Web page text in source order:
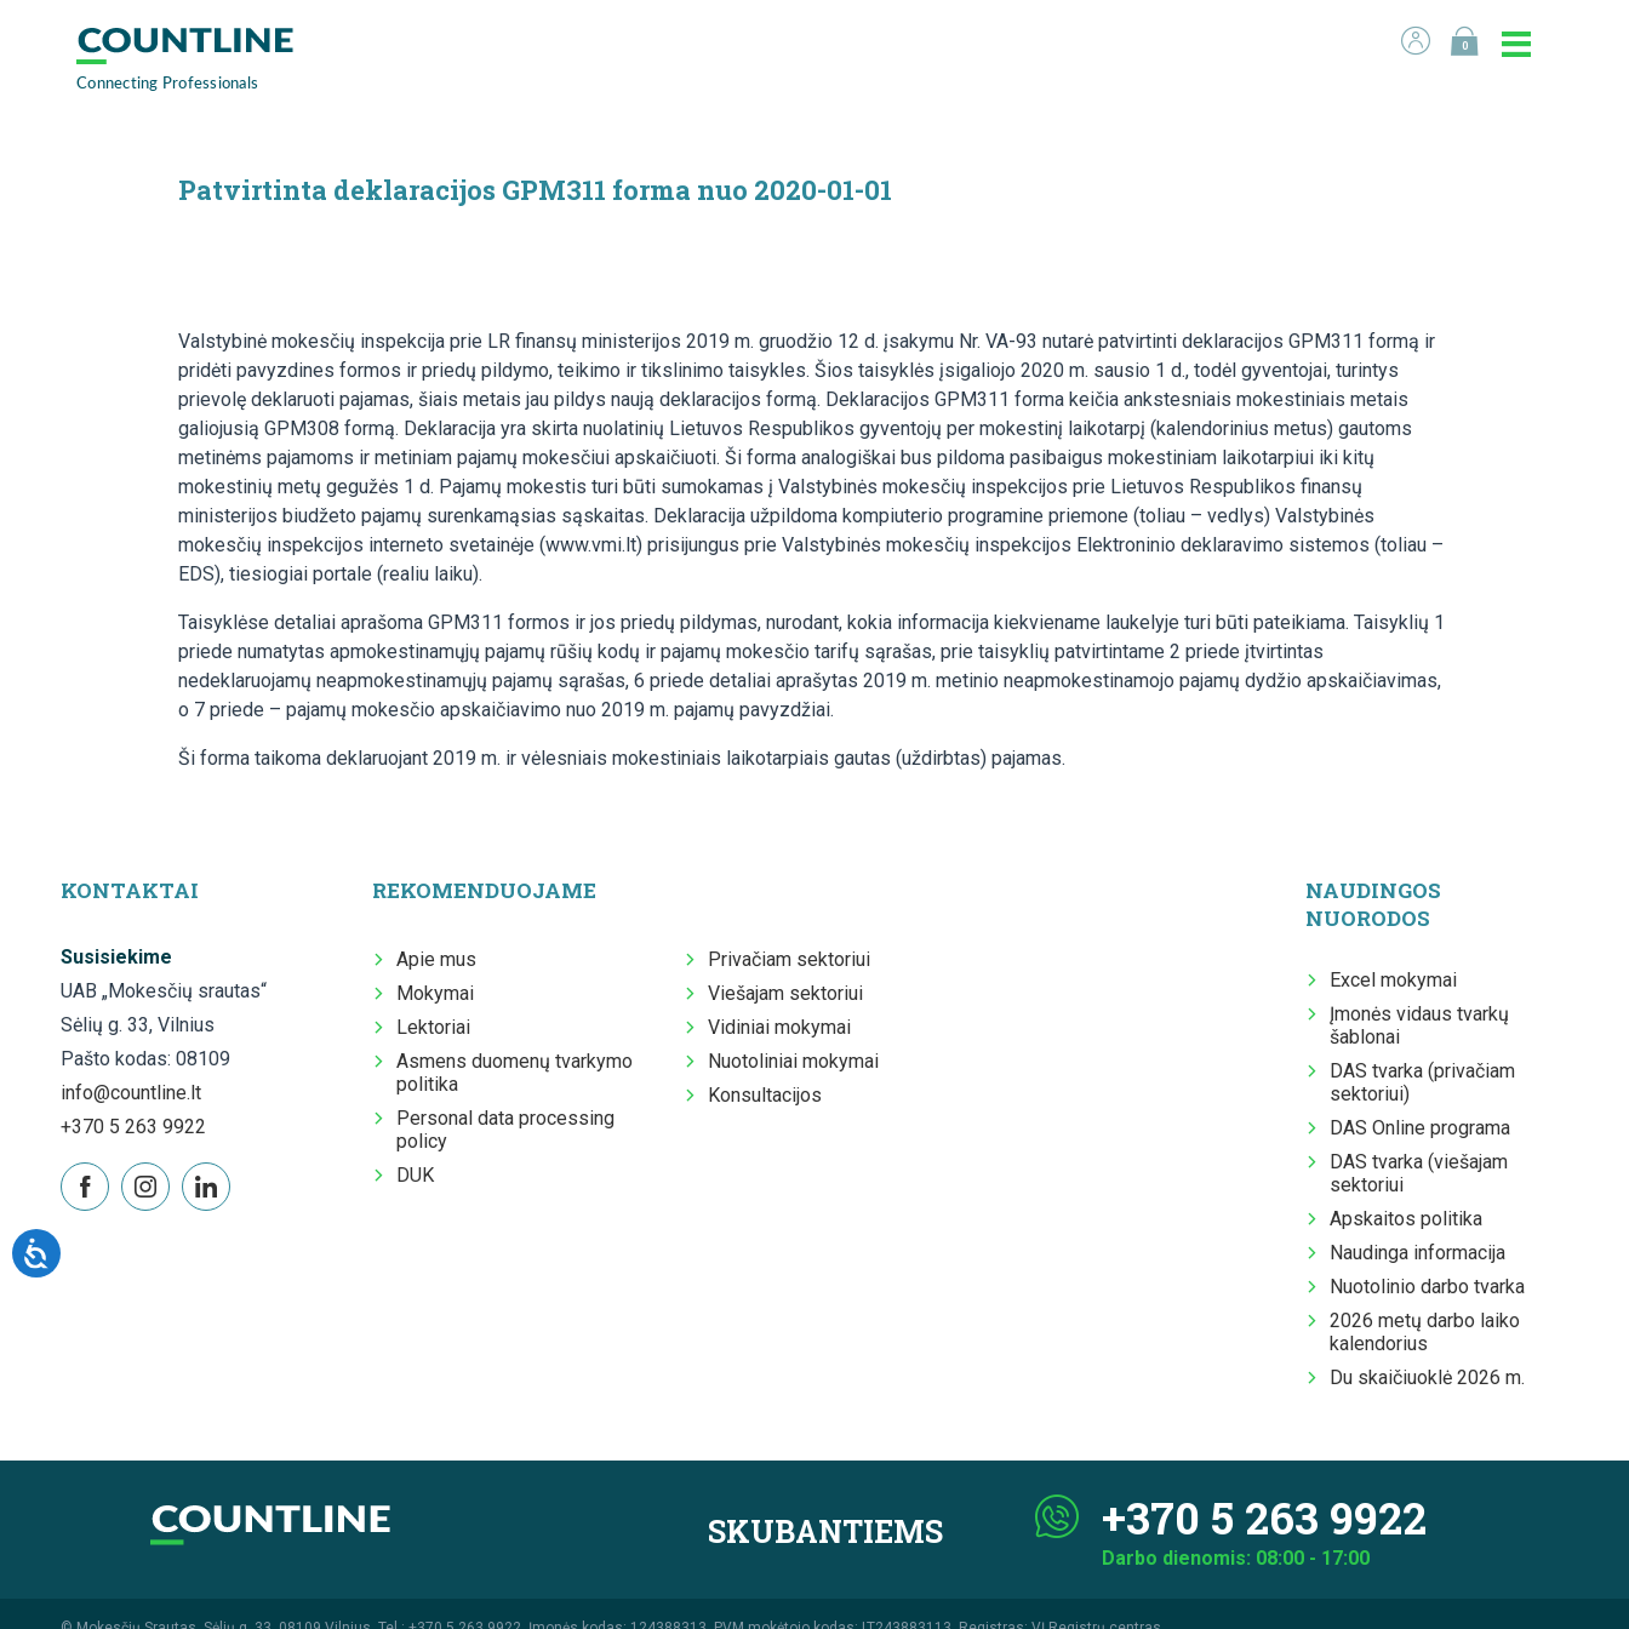
0
Patvirtinta deklaracijos GPM311 forma nuo 2020-01-01
Valstybinė mokesčių inspekcija prie LR finansų ministerijos 2019 m. gruodžio 12 d. įsakymu Nr. VA-93 nutarė patvirtinti deklaracijos GPM311 formą ir
pridėti pavyzdines formos ir priedų pildymo, teikimo ir tikslinimo taisykles. Šios taisyklės įsigaliojo 2020 m. sausio 1 d., todėl gyventojai, turintys
prievolę deklaruoti pajamas, šiais metais jau pildys naują deklaracijos formą. Deklaracijos GPM311 forma keičia ankstesniais mokestiniais metais
galiojusią GPM308 formą. Deklaracija yra skirta nuolatinių Lietuvos Respublikos gyventojų per mokestinį laikotarpį (kalendorinius metus) gautoms
metinėms pajamoms ir metiniam pajamų mokesčiui apskaičiuoti. Ši forma analogiškai bus pildoma pasibaigus mokestiniam laikotarpiui iki kitų
mokestinių metų gegužės 1 d. Pajamų mokestis turi būti sumokamas į Valstybinės mokesčių inspekcijos prie Lietuvos Respublikos finansų
ministerijos biudžeto pajamų surenkamąsias sąskaitas. Deklaracija užpildoma kompiuterio programine priemone (toliau – vedlys) Valstybinės
mokesčių inspekcijos interneto svetainėje (www.vmi.lt) prisijungus prie Valstybinės mokesčių inspekcijos Elektroninio deklaravimo sistemos (toliau –
EDS), tiesiogiai portale (realiu laiku).
Taisyklėse detaliai aprašoma GPM311 formos ir jos priedų pildymas, nurodant, kokia informacija kiekviename laukelyje turi būti pateikiama. Taisyklių 1
priede numatytas apmokestinamųjų pajamų rūšių kodų ir pajamų mokesčio tarifų sąrašas, prie taisyklių patvirtintame 2 priede įtvirtintas
nedeklaruojamų neapmokestinamųjų pajamų sąrašas, 6 priede detaliai aprašytas 2019 m. metinio neapmokestinamojo pajamų dydžio apskaičiavimas,
o 7 priede – pajamų mokesčio apskaičiavimo nuo 2019 m. pajamų pavyzdžiai.
Ši forma taikoma deklaruojant 2019 m. ir vėlesniais mokestiniais laikotarpiais gautas (uždirbtas) pajamas.
KONTAKTAI
Susisiekime
UAB „Mokesčių srautas“
Sėlių g. 33, Vilnius
Pašto kodas: 08109
info@countline.lt
+370 5 263 9922
REKOMENDUOJAME
Apie mus
Mokymai
Lektoriai
Asmens duomenų tvarkymo
politika
Personal data processing
policy
DUK
Privačiam sektoriui
Viešajam sektoriui
Vidiniai mokymai
Nuotoliniai mokymai
Konsultacijos
NAUDINGOS
NUORODOS
Excel mokymai
Įmonės vidaus tvarkų
šablonai
DAS tvarka (privačiam
sektoriui)
DAS Online programa
DAS tvarka (viešajam
sektoriui
Apskaitos politika
Naudinga informacija
Nuotolinio darbo tvarka
2026 metų darbo laiko
kalendorius
Du skaičiuoklė 2026 m.
SKUBANTIEMS +370 5 263 9922
Darbo dienomis: 08:00 - 17:00